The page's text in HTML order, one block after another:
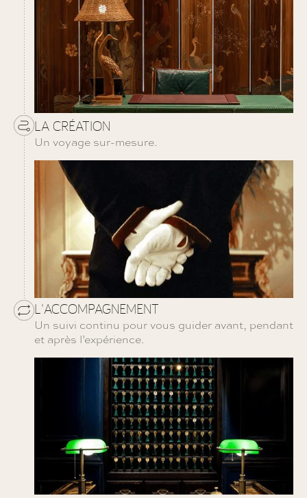
LA CRÉATION
Un voyage sur-mesure.
L'ACCOMPAGNEMENT
Un suivi continu pour vous guider avant, pendant
et après l’expérience.